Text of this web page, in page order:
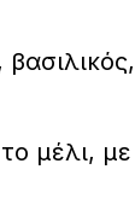
μέλι, με